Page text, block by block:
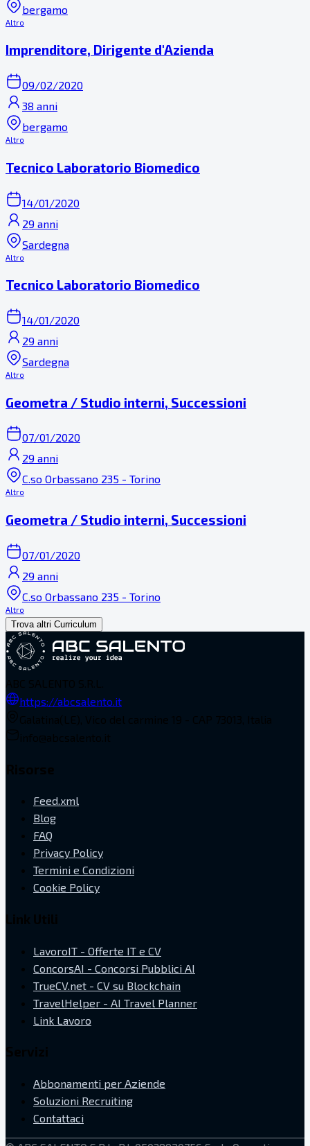
bergamo
Altro
Imprenditore, Dirigente d'Azienda
09/02/2020
38 anni
bergamo
Altro
Tecnico Laboratorio Biomedico
14/01/2020
29 anni
Sardegna
Altro
Tecnico Laboratorio Biomedico
14/01/2020
29 anni
Sardegna
Altro
Geometra / Studio interni, Successioni
07/01/2020
29 anni
C.so Orbassano 235 - Torino
Altro
Geometra / Studio interni, Successioni
07/01/2020
29 anni
C.so Orbassano 235 - Torino
Altro
Trova altri Curriculum
https://abcsalento.it
Feed.xml
Blog
FAQ
Privacy Policy
Termini e Condizioni
Cookie Policy
LavoroIT - Offerte IT e CV
ConcorsAI - Concorsi Pubblici AI
TrueCV.net - CV su Blockchain
TravelHelper - AI Travel Planner
Link Lavoro
Abbonamenti per Aziende
Soluzioni Recruiting
Contattaci